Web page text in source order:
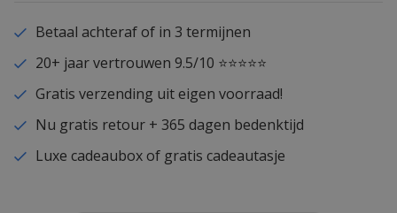
Betaal achteraf of in 3 termijnen
20+ jaar vertrouwen 9.5/10 ⭐⭐⭐⭐⭐
Gratis verzending uit eigen voorraad!
Nu gratis retour + 365 dagen bedenktijd
Luxe cadeaubox of gratis cadeautasje